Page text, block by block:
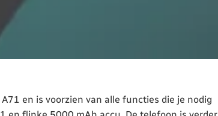
en is voorzien van alle functies die je nodig